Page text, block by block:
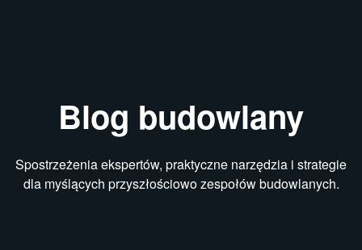
Blog budowlany
Spostrzeżenia ekspertów, praktyczne narzędzia i strategie
dla myślących przyszłościowo zespołów budowlanych.